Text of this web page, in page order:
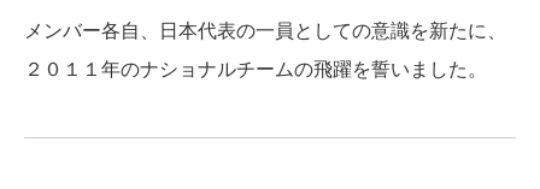
メンバー各自、日本代表の一員としての意識を新たに、
２０１１年のナショナルチームの飛躍を誓いました。